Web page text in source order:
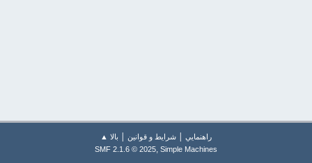
راهنمايي | شرایط و قوانین | بالا ▲
SMF 2.1.6 © 2025, Simple Machines